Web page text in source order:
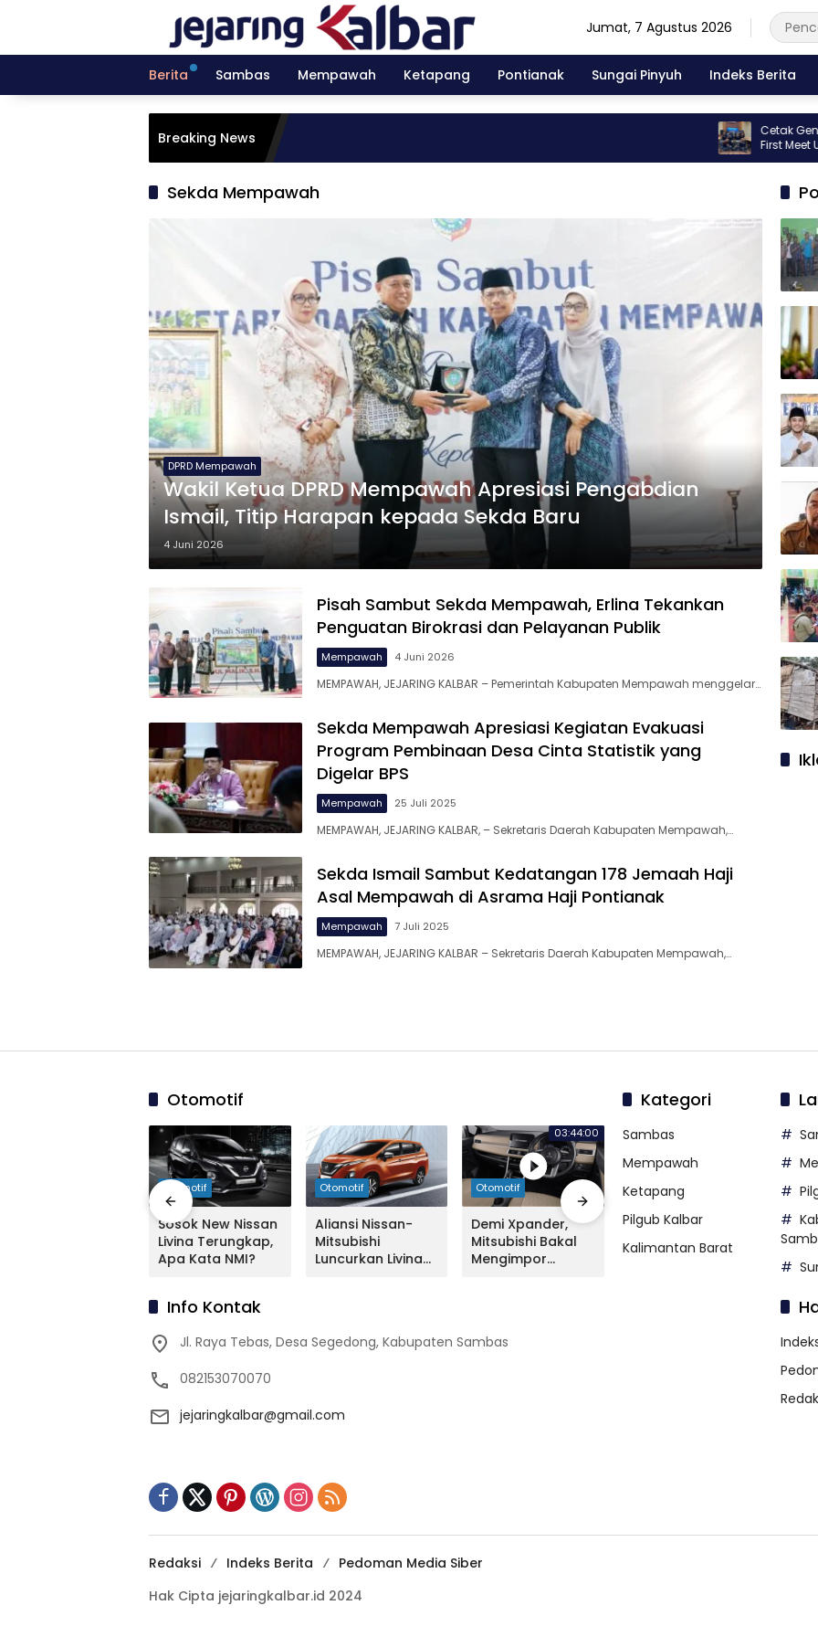
Jumat, 7 Agustus 2026
Berita Sambas Mempawah Ketapang Pontianak Sungai Pinyuh Indeks Berita
Breaking News
Cetak Generasi
First Meet Up
Sekda Mempawah
DPRD Mempawah
Wakil Ketua DPRD Mempawah Apresiasi Pengabdian
Ismail, Titip Harapan kepada Sekda Baru
4 Juni 2026
Pisah Sambut Sekda Mempawah, Erlina Tekankan
Penguatan Birokrasi dan Pelayanan Publik
Mempawah 4 Juni 2026
MEMPAWAH, JEJARING KALBAR – Pemerintah Kabupaten Mempawah menggelar…
Sekda Mempawah Apresiasi Kegiatan Evakuasi
Program Pembinaan Desa Cinta Statistik yang
Digelar BPS
Mempawah 25 Juli 2025
MEMPAWAH, JEJARING KALBAR, – Sekretaris Daerah Kabupaten Mempawah,…
Sekda Ismail Sambut Kedatangan 178 Jemaah Haji
Asal Mempawah di Asrama Haji Pontianak
Mempawah 7 Juli 2025
MEMPAWAH, JEJARING KALBAR – Sekretaris Daerah Kabupaten Mempawah,…
Otomotif
Otomotif
Sosok New Nissan
Livina Terungkap,
Apa Kata NMI?
Otomotif
Aliansi Nissan-
Mitsubishi
Luncurkan Livina
03:44:00
Otomotif
Demi Xpander,
Mitsubishi Bakal
Mengimpor
Otomotif
Sosok New Nissan
Livina Terungkap,
Apa Kata NMI?
Info Kontak
Jl. Raya Tebas, Desa Segedong, Kabupaten Sambas
082153070070
jejaringkalbar@gmail.com
Kategori
Sambas
Mempawah
Ketapang
Pilgub Kalbar
Kalimantan Barat
Redaksi Indeks Berita
Pedoman Media Siber
Hak Cipta jejaringkalbar.id 2024